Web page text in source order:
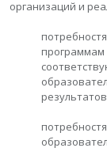
организаций и